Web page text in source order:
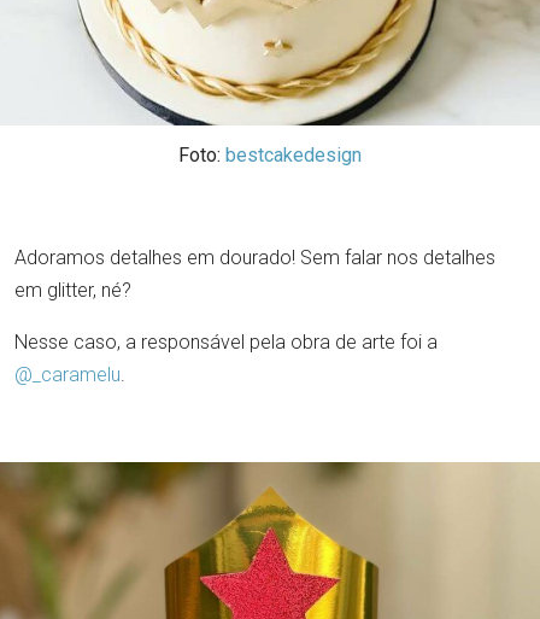
Foto: bestcakedesign
Adoramos detalhes em dourado! Sem falar nos detalhes
em glitter, né?
Nesse caso, a responsável pela obra de arte foi a
@_caramelu.